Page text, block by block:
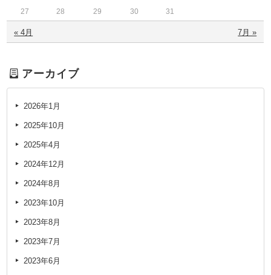
« 4月 7月 »
27 28 29 30 31
アーカイブ
2026年1月
2025年10月
2025年4月
2024年12月
2024年8月
2023年10月
2023年8月
2023年7月
2023年6月